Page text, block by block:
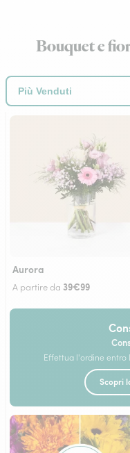
Bouquet e
Aurora
A partire da 39€99
Effettua l'ordine entro
Scopri